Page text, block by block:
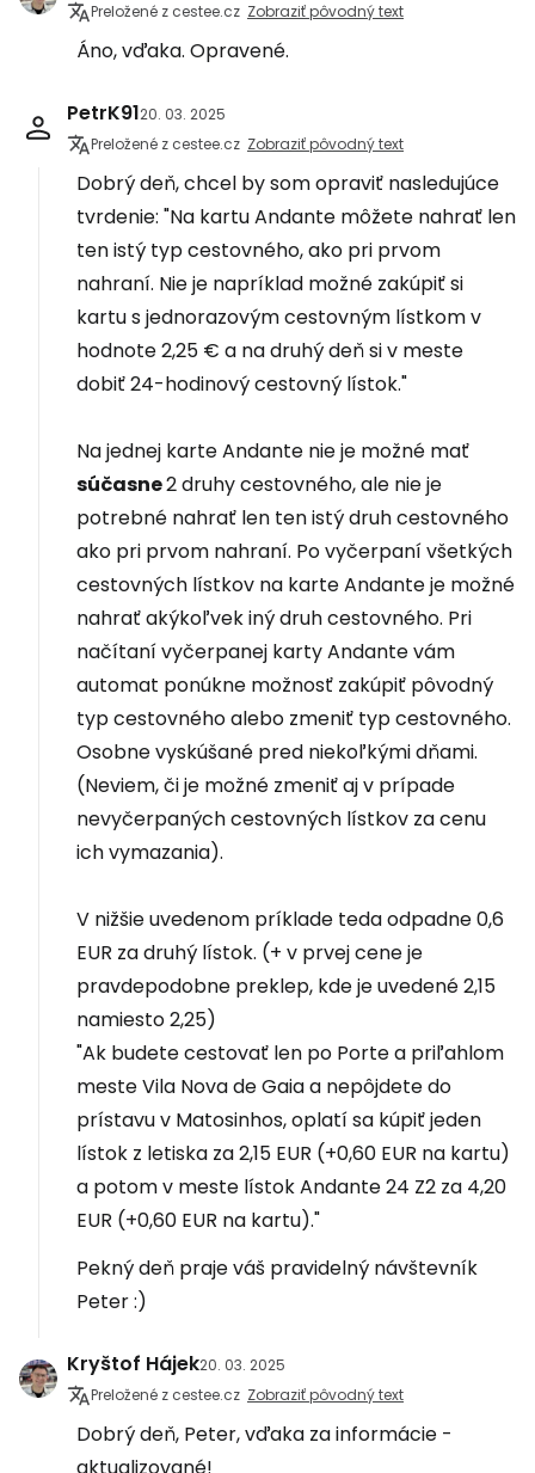
Preložené z cestee.cz Zobraziť pôvodný text
Áno, vďaka. Opravené.
PetrK9120. 03. 2025
Preložené z cestee.cz Zobraziť pôvodný text
Dobrý deň, chcel by som opraviť nasledujúce
tvrdenie: "Na kartu Andante môžete nahrať len
ten istý typ cestovného, ako pri prvom
nahraní. Nie je napríklad možné zakúpiť si
kartu s jednorazovým cestovným lístkom v
hodnote 2,25 € a na druhý deň si v meste
dobiť 24-hodinový cestovný lístok."
Na jednej karte Andante nie je možné mať
súčasne2 druhy cestovného, ale nie je
potrebné nahrať len ten istý druh cestovného
ako pri prvom nahraní. Po vyčerpaní všetkých
cestovných lístkov na karte Andante je možné
nahrať akýkoľvek iný druh cestovného. Pri
načítaní vyčerpanej karty Andante vám
automat ponúkne možnosť zakúpiť pôvodný
typ cestovného alebo zmeniť typ cestovného.
Osobne vyskúšané pred niekoľkými dňami.
(Neviem, či je možné zmeniť aj v prípade
nevyčerpaných cestovných lístkov za cenu
ich vymazania).
V nižšie uvedenom príklade teda odpadne 0,6
EUR za druhý lístok. (+ v prvej cene je
pravdepodobne preklep, kde je uvedené 2,15
namiesto 2,25)
"Ak budete cestovať len po Porte a priľahlom
meste Vila Nova de Gaia a nepôjdete do
prístavu v Matosinhos, oplatí sa kúpiť jeden
lístok z letiska za 2,15 EUR (+0,60 EUR na kartu)
a potom v meste lístok Andante 24 Z2 za 4,20
EUR (+0,60 EUR na kartu)."
Pekný deň praje váš pravidelný návštevník
Peter :)
Kryštof Hájek20. 03. 2025
Preložené z cestee.cz Zobraziť pôvodný text
Dobrý deň, Peter, vďaka za informácie -